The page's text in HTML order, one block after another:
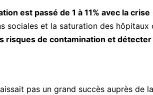
est passé de 1 à 11% avec la crise
sociales et la saturation des hôpitaux
risques de contamination et détecter
pas un grand succès auprès de la